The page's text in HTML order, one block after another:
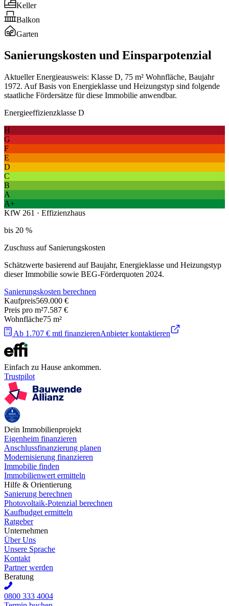
Keller
Balkon
Garten
Sanierungskosten und Einsparpotenzial
Aktueller Energieausweis: Klasse D, 75 m² Wohnfläche, Baujahr
1972. Auf Basis von Energieklasse und Heizungstyp sind folgende
staatliche Fördersätze für diese Immobilie anwendbar.
Energieeffizienzklasse D
H
G
F
E
D
C
B
A
A+
KfW 261 · Effizienzhaus
bis 20 %
Zuschuss auf Sanierungskosten
Schätzwerte basierend auf Baujahr, Energieklasse und Heizungstyp
dieser Immobilie sowie BEG-Förderquoten 2024.
Sanierungskosten berechnen
Kaufpreis569.000 €
Preis pro m²7.587 €
Wohnfläche75 m²
Ab 1.707 € mtl finanzierenAnbieter kontaktieren
Einfach zu Hause ankommen.
Trustpilot
Dein Immobilienprojekt
Eigenheim finanzieren
Anschlussfinanzierung planen
Modernisierung finanzieren
Immobilie finden
Immobilienwert ermitteln
Hilfe & Orientierung
Sanierung berechnen
Photovoltaik-Potenzial berechnen
Kaufbudget ermitteln
Ratgeber
Unternehmen
Über Uns
Unsere Sprache
Kontakt
Partner werden
Beratung
0800 333 4004